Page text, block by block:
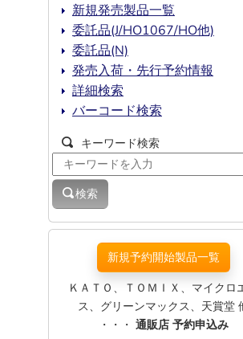
新規発売製品一覧
委託品(J/HO1067/HO他)
委託品(N)
発売入荷・先行予約情報
詳細検索
バーコード検索
キーワード検索
検索
新規予約開始製品一覧
ＫＡＴＯ、ＴＯＭＩＸ、マイクロ
ス、グリーンマックス、天賞堂
・・・ 通販店 予約申込み